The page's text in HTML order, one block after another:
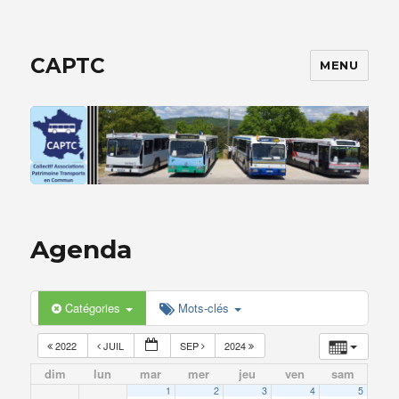
CAPTC MENU
Agenda
Catégories Mots-clés
2022 JUIL SEP 2024
dim lun mar mer jeu ven sam
1 2 3 4 5